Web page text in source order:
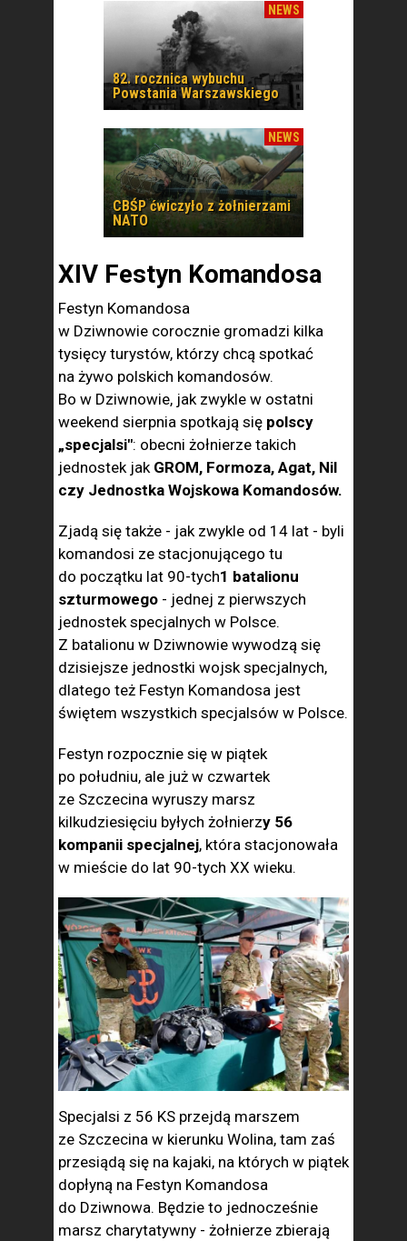
NEWS
82. rocznica wybuchu
Powstania Warszawskiego
NEWS
CBŚP ćwiczyło z żołnierzami
NATO
XIV Festyn Komandosa
Festyn Komandosa
w Dziwnowie corocznie gromadzi kilka
tysięcy turystów, którzy chcą spotkać
na żywo polskich komandosów.
Bo w Dziwnowie, jak zwykle w ostatni
weekend sierpnia spotkają się polscy
„specjalsi": obecni żołnierze takich
jednostek jak GROM, Formoza, Agat, Nil
czy Jednostka Wojskowa Komandosów.
Zjadą się także - jak zwykle od 14 lat - byli
komandosi ze stacjonującego tu
do początku lat 90-tych1 batalionu
szturmowego - jednej z pierwszych
jednostek specjalnych w Polsce.
Z batalionu w Dziwnowie wywodzą się
dzisiejsze jednostki wojsk specjalnych,
dlatego też Festyn Komandosa jest
świętem wszystkich specjalsów w Polsce.
Festyn rozpocznie się w piątek
po południu, ale już w czwartek
ze Szczecina wyruszy marsz
kilkudziesięciu byłych żołnierzy 56
kompanii specjalnej, która stacjonowała
w mieście do lat 90-tych XX wieku.
Specjalsi z 56 KS przejdą marszem
ze Szczecina w kierunku Wolina, tam zaś
przesiądą się na kajaki, na których w piątek
dopłyną na Festyn Komandosa
do Dziwnowa. Będzie to jednocześnie
marsz charytatywny - żołnierze zbierają